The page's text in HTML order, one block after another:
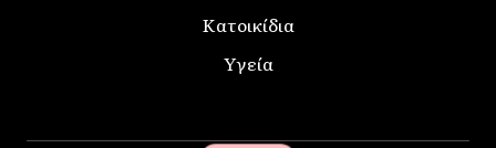
Κατοικίδια
Υγεία